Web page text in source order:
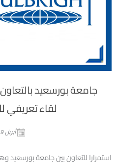
جامعة بورسعيد
لقاء تعريفي
أبريل 29, 2026
استمرارا للتعاون بين جامعة بورسعيد